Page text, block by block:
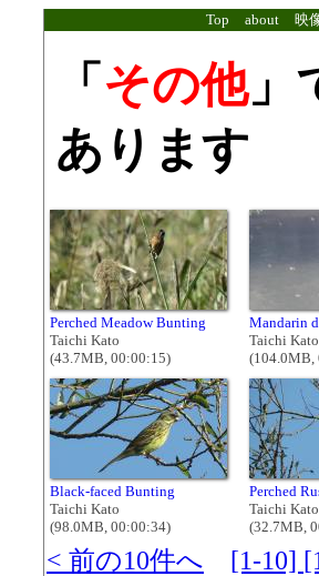
Top about 映
「 その他」
あります
Perched Meadow Bunting
Taichi Kato
(43.7MB, 00:00:15)
Mandarin
Taichi Kato
(104.0MB,
Black-faced Bunting
Taichi Kato
(98.0MB, 00:00:34)
Perched
Taichi Kato
(32.7MB,
< 前の10件へ [1-10]